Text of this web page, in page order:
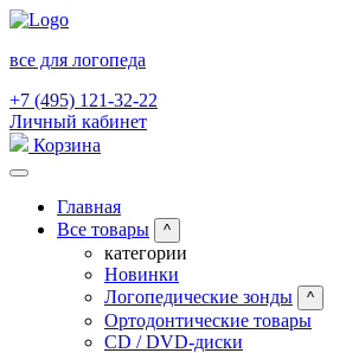
все для логопеда
+7 (495) 121-32-22
Личный кабинет
Корзина
Главная
Все товары
^
категории
Новинки
Логопедические зонды
^
Ортодонтические товары
CD / DVD-диски